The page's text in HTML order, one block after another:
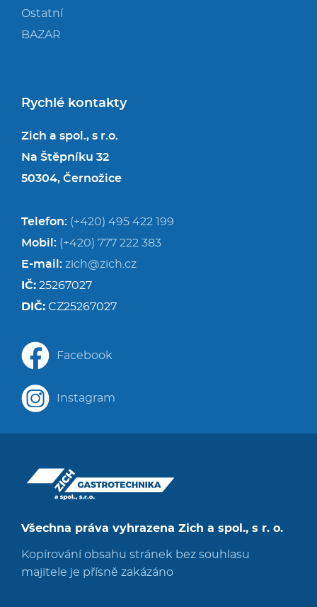
Všechna práva vyhrazena Zich a spol., s r. o.
Kopírování obsahu stránek bez souhlasu
majitele je přísně zakázáno
Ostatní
BAZAR
Rychlé kontakty
Zich a spol., s r.o.
Na Štěpníku 32
50304, Černožice
Telefon: (+420) 495 422 199
Mobil: (+420) 777 222 383
E-mail: zich@zich.cz
IČ: 25267027
DIČ: CZ25267027
Facebook
Instagram